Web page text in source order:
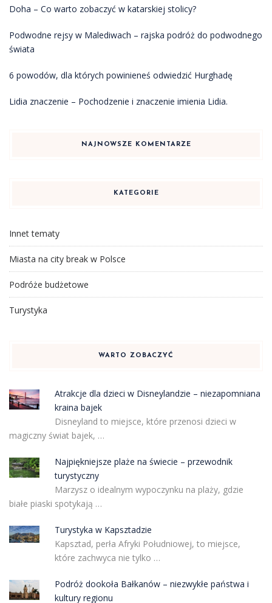
Doha – Co warto zobaczyć w katarskiej stolicy?
Podwodne rejsy w Malediwach – rajska podróż do podwodnego
świata
6 powodów, dla których powinieneś odwiedzić Hurghadę
Lidia znaczenie – Pochodzenie i znaczenie imienia Lidia.
NAJNOWSZE KOMENTARZE
KATEGORIE
Innet tematy
Miasta na city break w Polsce
Podróże budżetowe
Turystyka
WARTO ZOBACZYĆ
Atrakcje dla dzieci w Disneylandzie – niezapomniana
kraina bajek
Disneyland to miejsce, które przenosi dzieci w
magiczny świat bajek, …
Najpiękniejsze plaże na świecie – przewodnik
turystyczny
Marzysz o idealnym wypoczynku na plaży, gdzie
białe piaski spotykają …
Turystyka w Kapsztadzie
Kapsztad, perła Afryki Południowej, to miejsce,
które zachwyca nie tylko …
Podróż dookoła Bałkanów – niezwykłe państwa i
kultury regionu